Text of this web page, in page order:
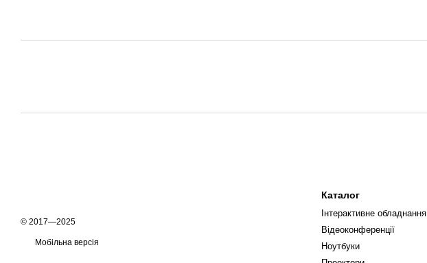
© 2017—2025
Мобільна версія
Каталог
Інтерактивне обладнання
Відеоконференції
Ноутбуки